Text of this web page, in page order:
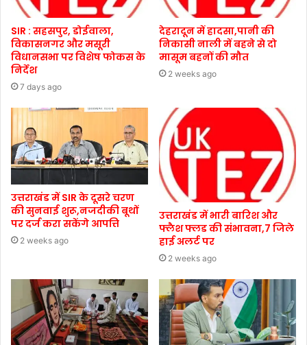
SIR : सहसपुर, डोईवाला,
विकासनगर और मसूरी
विधानसभा पर विशेष फोकस के
निर्देश
7 days ago
देहरादून में हादसा,पानी की
निकासी नाली में बहने से दो
मासूम बहनों की मौत
2 weeks ago
उत्तराखंड में SIR के दूसरे चरण
की सुनवाई शुरू,नजदीकी बूथों
पर दर्ज करा सकेंगे आपत्ति
2 weeks ago
उत्तराखंड में भारी बारिश और
फ्लैश फ्लड की संभावना,7 जिले
हाई अलर्ट पर
2 weeks ago